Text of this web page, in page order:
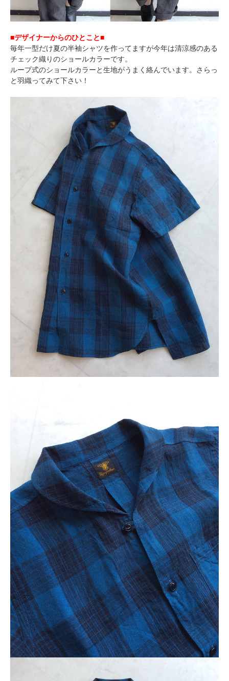
■デザイナーからのひとこと■
毎年一型だけ夏の半袖シャツを作ってますが今年は清涼感のある
チェック織りのショールカラーです。
ループ式のショールカラーと生地がうまく絡んでいます。さらっ
と羽織ってみて下さい！